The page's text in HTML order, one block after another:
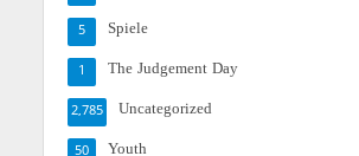
Spiele
5
The Judgement Day
1
Uncategorized
2,785
Youth
50